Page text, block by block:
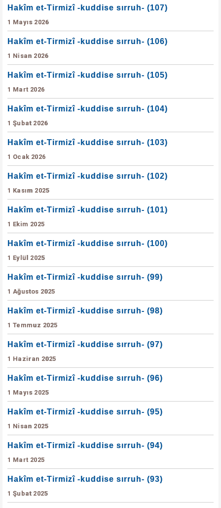
Hakîm et-Tirmizî -kuddise sırruh- (107)
1 Mayıs 2026
Hakîm et-Tirmizî -kuddise sırruh- (106)
1 Nisan 2026
Hakîm et-Tirmizî -kuddise sırruh- (105)
1 Mart 2026
Hakîm et-Tirmizî -kuddise sırruh- (104)
1 Şubat 2026
Hakîm et-Tirmizî -kuddise sırruh- (103)
1 Ocak 2026
Hakîm et-Tirmizî -kuddise sırruh- (102)
1 Kasım 2025
Hakîm et-Tirmizî -kuddise sırruh- (101)
1 Ekim 2025
Hakîm et-Tirmizî -kuddise sırruh- (100)
1 Eylül 2025
Hakîm et-Tirmizî -kuddise sırruh- (99)
1 Ağustos 2025
Hakîm et-Tirmizî -kuddise sırruh- (98)
1 Temmuz 2025
Hakîm et-Tirmizî -kuddise sırruh- (97)
1 Haziran 2025
Hakîm et-Tirmizî -kuddise sırruh- (96)
1 Mayıs 2025
Hakîm et-Tirmizî -kuddise sırruh- (95)
1 Nisan 2025
Hakîm et-Tirmizî -kuddise sırruh- (94)
1 Mart 2025
Hakîm et-Tirmizî -kuddise sırruh- (93)
1 Şubat 2025